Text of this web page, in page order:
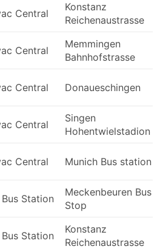
okresach może wymagać
Pamiętaj, że nie zawsze
do następnego
być wyprzedane, więc
swoją podróż.
Central
Konstanz
Reichenaustrasse
Central
Memmingen
Bahnhofstrasse
Central Donaueschingen
Central
Singen
Hohentwielstadion
Central Munich Bus station
Station
Meckenbeuren Bus
Stop
Station
Konstanz
Reichenaustrasse